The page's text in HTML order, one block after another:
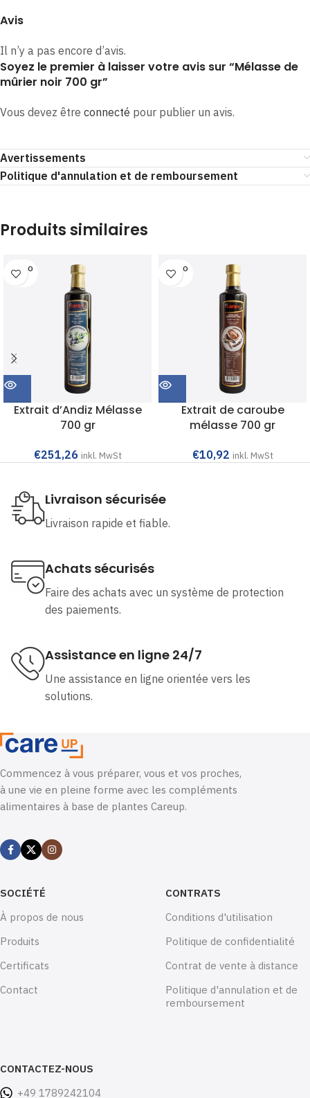
Avis
Il n’y a pas encore d’avis.
Soyez le premier à laisser votre avis sur “Mélasse de
mûrier noir 700 gr”
Vous devez être connecté pour publier un avis.
Avertissements
Politique d'annulation et de remboursement
Produits similaires
SOLD O
UT
Extrait d’Andiz Mélasse
700 gr
€251,26 inkl. MwSt
SOLD O
UT
Extrait de caroube
mélasse 700 gr
€10,92 inkl. MwSt
Livraison sécurisée
Livraison rapide et fiable.
Achats sécurisés
Faire des achats avec un système de protection
des paiements.
Assistance en ligne 24/7
Une assistance en ligne orientée vers les
solutions.
Commencez à vous préparer, vous et vos proches,
à une vie en pleine forme avec les compléments
alimentaires à base de plantes Careup.
SOCIÉTÉ
À propos de nous
Produits
Certificats
Contact
CONTRATS
Conditions d'utilisation
Politique de confidentialité
Contrat de vente à distance
Politique d'annulation et de
remboursement
CONTACTEZ-NOUS
+49 1789242104